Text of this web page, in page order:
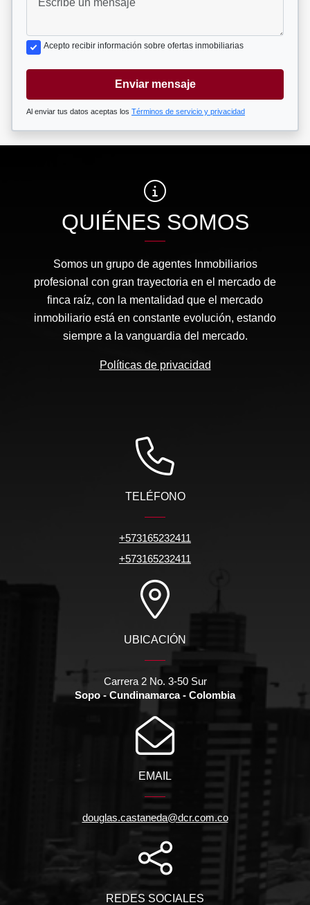
Acepto recibir información sobre ofertas inmobiliarias
Enviar mensaje
Al enviar tus datos aceptas los Términos de servicio y privacidad
QUIÉNES SOMOS
Somos un grupo de agentes Inmobiliarios
profesional con gran trayectoria en el mercado de
finca raíz, con la mentalidad que el mercado
inmobiliario está en constante evolución, estando
siempre a la vanguardia del mercado.
Políticas de privacidad
TELÉFONO
+573165232411
+573165232411
UBICACIÓN
Carrera 2 No. 3-50 Sur
Sopo - Cundinamarca - Colombia
EMAIL
douglas.castaneda@dcr.com.co
REDES SOCIALES